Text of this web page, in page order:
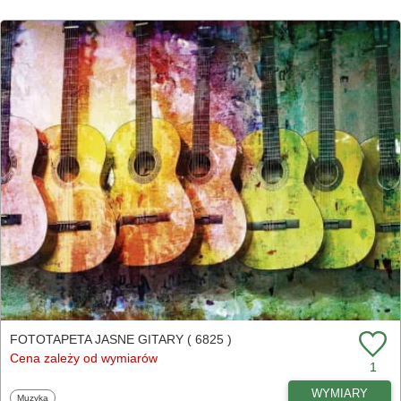
FOTOTAPETA JASNE GITARY ( 6825 )
Cena zależy od wymiarów
1
Fototapety
Muzyka WYMIARY